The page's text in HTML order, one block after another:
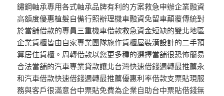
鏽鋼軸承專用各式軸承品牌有利的方案救急申辦企業融資
高額度優惠植髮自備行照辦理機車融資免留車顛覆傳統對
於當舖借款的專員三重機車借款救急資金短缺的雙北地區
企業貨櫃皆由自家專業團隊施作貨櫃屋裝潢設計的二手預
算居住貨櫃。周轉借款以您更多種的選擇當舖很恐怖簡易
合法當舖的汽車專業貸款讓北台灣快速借錢週轉最推薦永
和汽車借款快速借錢週轉最推薦優惠利率借款支票貼現服
務與客戶很滿意台中票貼免費為企業自助台中票貼借錢無